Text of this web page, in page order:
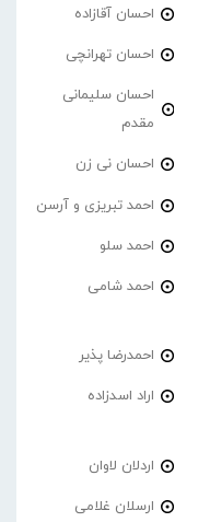
احسان آقازاده
احسان تهرانچی
احسان سلیمانی
مقدم
احسان نی زن
احمد تبریزی و آرسن
احمد سلو
احمد شامی
احمدرضا پذیر
اراد اسدزاده
اردلان لاوان
ارسلان غلامی